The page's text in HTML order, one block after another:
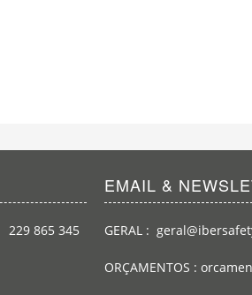
865 345
EMAIL &
GERAL :
ORÇAMENTOS :